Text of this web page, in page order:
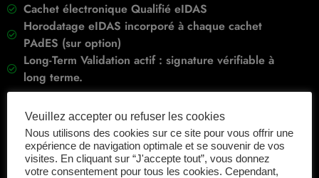
Cachet électronique Qualifié eIDAS
Horodatage eIDAS incorporé à chaque cachet
PAdES (sur option)
Long-Term Validation actif : signature vérifiable à
long terme.
Veuillez accepter ou refuser les cookies
Nous utilisons des cookies sur ce site pour vous offrir une
expérience de navigation optimale et se souvenir de vos
visites. En cliquant sur “J'accepte tout”, vous donnez
votre consentement pour tous les cookies. Cependant,